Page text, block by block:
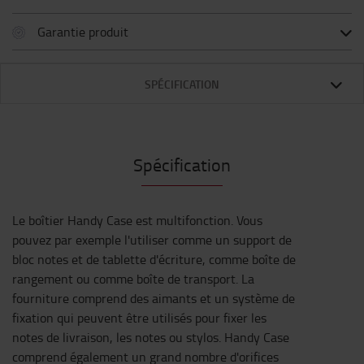
Garantie produit
SPÉCIFICATION
Spécification
Le boîtier Handy Case est multifonction. Vous
pouvez par exemple l'utiliser comme un support de
bloc notes et de tablette d'écriture, comme boîte de
rangement ou comme boîte de transport. La
fourniture comprend des aimants et un système de
fixation qui peuvent être utilisés pour fixer les
notes de livraison, les notes ou stylos. Handy Case
comprend également un grand nombre d'orifices